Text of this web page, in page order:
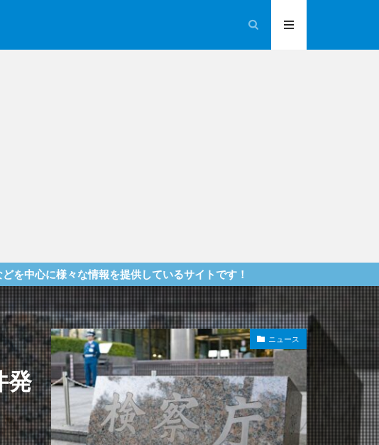
な情報を提供しているサイトです！
発
ニュース